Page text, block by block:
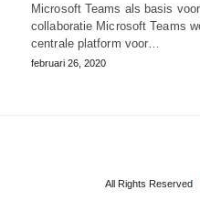
Microsoft Teams als basis
collaboratie Microsoft Teams
centrale platform voor…
februari 26, 2020
All Rights Reserved